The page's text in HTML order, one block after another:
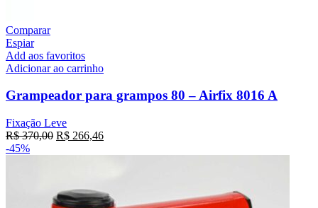
Comparar
Espiar
Add aos favoritos
Adicionar ao carrinho
Grampeador para grampos 80 – Airfix 8016 A
Fixação Leve
R$370,00 R$ 266,46
-45%